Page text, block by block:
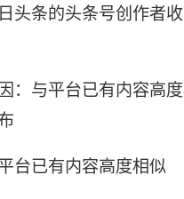
头条的头条号创作者
：与平台已有内容高
台已有内容高度相似